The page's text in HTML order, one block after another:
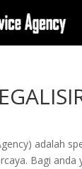
adalah
Bagi